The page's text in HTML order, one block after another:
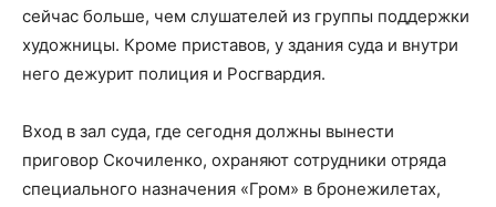
сейчас больше, чем слушателей из группы поддержки
художницы. Кроме приставов, у здания суда и внутри
него дежурит полиция и Росгвардия.
Вход в зал суда, где сегодня должны вынести
приговор Скочиленко, охраняют сотрудники отряда
специального назначения «Гром» в бронежилетах,